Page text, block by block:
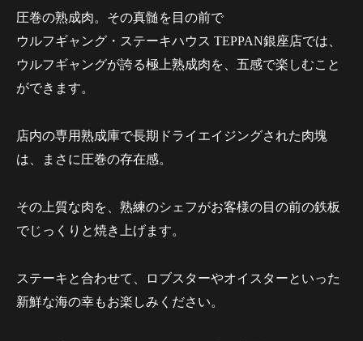
圧巻の熟成肉。その真髄を目の前で
ウルフギャング・ステーキハウス TEPPAN銀座店では、
ウルフギャングが誇る極上熟成肉を、五感で楽しむこと
ができます。
店内の専用熟成庫で長期ドライエイジングされた肉塊
は、まさに圧巻の存在感。
その上質な肉を、熟練のシェフがお客様の目の前の鉄板
でじっくりと焼き上げます。
ステーキと合わせて、ロブスターやオイスターといった
新鮮な海の幸もお楽しみください。